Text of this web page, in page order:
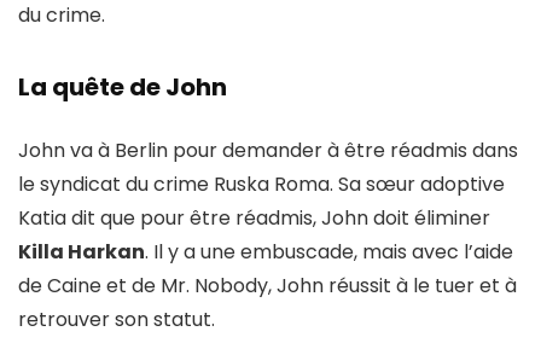
du crime.
La quête de John
John va à Berlin pour demander à être réadmis dans
le syndicat du crime Ruska Roma. Sa sœur adoptive
Katia dit que pour être réadmis, John doit éliminer
Killa Harkan. Il y a une embuscade, mais avec l’aide
de Caine et de Mr. Nobody, John réussit à le tuer et à
retrouver son statut.